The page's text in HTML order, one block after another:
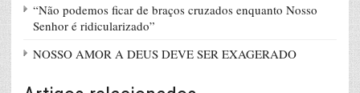
“Não podemos ficar de braços cruzados enquanto Nosso
Senhor é ridicularizado”
NOSSO AMOR A DEUS DEVE SER EXAGERADO